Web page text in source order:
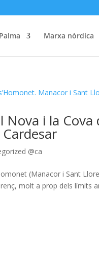
Marxa nòrdica
Nova i la Cova
@ca
(Manacor i Sant
molt a prop dels límits